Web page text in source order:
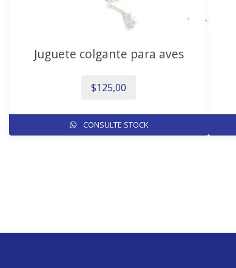
Juguete colgante para aves
$125,00
CONSULTE STOCK